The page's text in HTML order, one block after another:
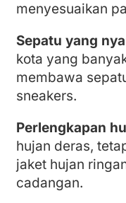
menyesuaikan
Sepatu yang
kota yang
membawa
sneakers.
Perlengkapan
hujan deras,
jaket hujan
cadangan.